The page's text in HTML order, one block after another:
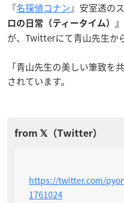
『名探偵コナン』安室透の
ロの日常（ティータイム）』
が、Twitterにて青山先生か
「青山先生の美しい筆致を
されています。
https://twitter.com/
1761024